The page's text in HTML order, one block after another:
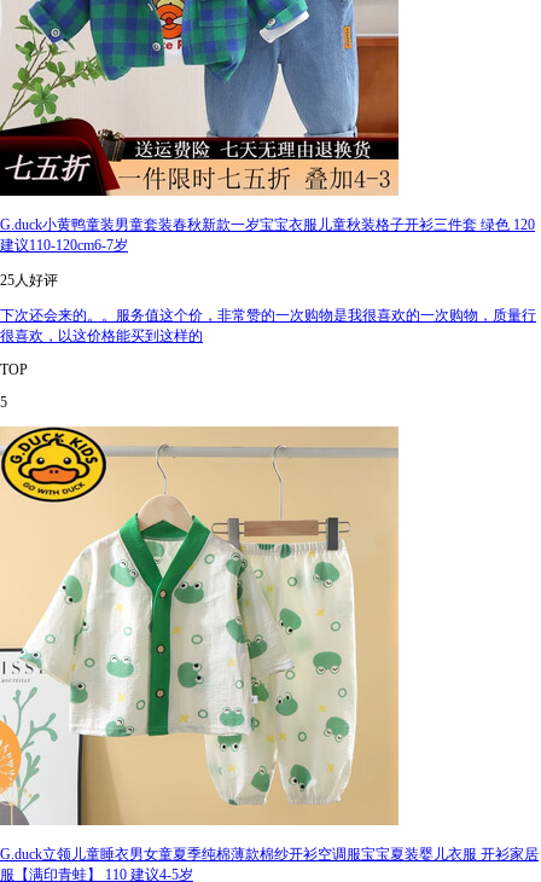
G.duck小黄鸭童装男童套装春秋新款一岁宝宝衣服儿童秋装格子开衫三件套 绿色 120
建议110-120cm6-7岁
25人好评
下次还会来的。。服务值这个价，非常赞的一次购物是我很喜欢的一次购物，质量行
很喜欢，以这价格能买到这样的
TOP
5
G.duck立领儿童睡衣男女童夏季纯棉薄款棉纱开衫空调服宝宝夏装婴儿衣服 开衫家居
服【满印青蛙】 110 建议4-5岁